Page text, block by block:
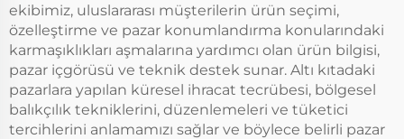
ekibimiz, uluslararası müşterilerin ürün seçimi,
özelleştirme ve pazar konumlandırma konularındaki
karmaşıklıkları aşmalarına yardımcı olan ürün bilgisi,
pazar içgörüsü ve teknik destek sunar. Altı kıtadaki
pazarlara yapılan küresel ihracat tecrübesi, bölgesel
balıkçılık tekniklerini, düzenlemeleri ve tüketici
tercihlerini anlamamızı sağlar ve böylece belirli pazar